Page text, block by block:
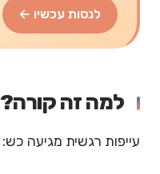
לנסות עכשיו ←
למה זה קורה?
עייפות רגשית מגיעה כש: